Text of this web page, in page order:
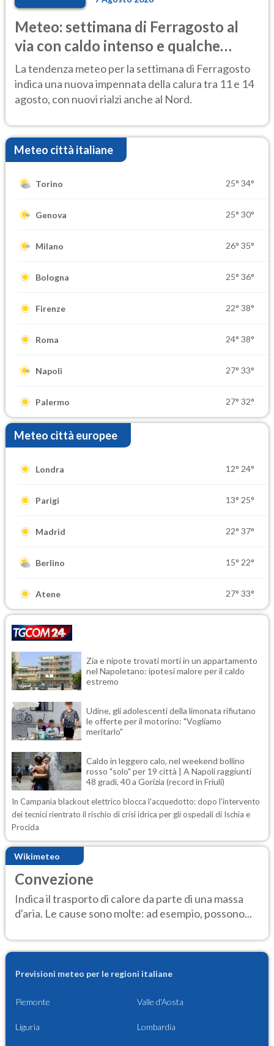
Meteo: settimana di Ferragosto al
via con caldo intenso e qualche
temporale
La tendenza meteo per la settimana di Ferragosto
indica una nuova impennata della calura tra 11 e 14
agosto, con nuovi rialzi anche al Nord.
Meteo città italiane
Torino 25° 34°
Genova 25° 30°
Milano 26° 35°
Bologna 25° 36°
Firenze 22° 38°
Roma 24° 38°
Napoli 27° 33°
Palermo 27° 32°
Meteo città europee
Londra 12° 24°
Parigi 13° 25°
Madrid 22° 37°
Berlino 15° 22°
Atene 27° 33°
Zia e nipote trovati morti in un appartamento
nel Napoletano: ipotesi malore per il caldo
estremo
Udine, gli adolescenti della limonata rifiutano
le offerte per il motorino: "Vogliamo
meritarlo"
Caldo in leggero calo, nel weekend bollino
rosso "solo" per 19 città | A Napoli raggiunti
48 gradi, 40 a Gorizia (record in Friuli)
In Campania blackout elettrico blocca l'acquedotto: dopo l'intervento
dei tecnici rientrato il rischio di crisi idrica per gli ospedali di Ischia e
Procida
Wikimeteo
Convezione
Indica il trasporto di calore da parte di una massa
d'aria. Le cause sono molte: ad esempio, possono...
Previsioni meteo per le regioni italiane
Piemonte Valle d'Aosta
Liguria Lombardia